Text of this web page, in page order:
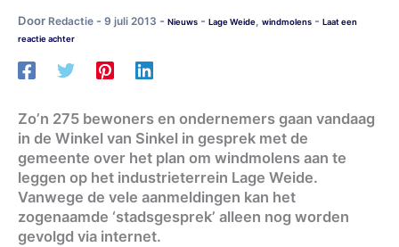
Door Redactie - 9 juli 2013 - Nieuws - Lage Weide, windmolens - Laat een
reactie achter
Zo’n 275 bewoners en ondernemers gaan vandaag
in de Winkel van Sinkel in gesprek met de
gemeente over het plan om windmolens aan te
leggen op het industrieterrein Lage Weide.
Vanwege de vele aanmeldingen kan het
zogenaamde ‘stadsgesprek’ alleen nog worden
gevolgd via internet.